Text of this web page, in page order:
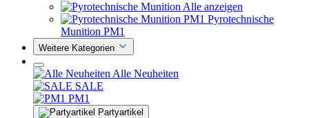
Alle anzeigen
Pyrotechnische
Munition PM1
Weitere Kategorien
Alle Neuheiten
SALE
PM1
Partyartikel